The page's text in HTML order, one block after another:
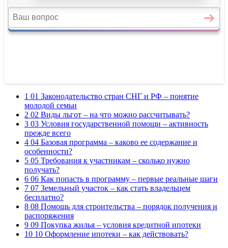
1 01 Законодательство стран СНГ и РФ – понятие
молодой семьи
2 02 Виды льгот – на что можно рассчитывать?
3 03 Условия государственной помощи – активность
прежде всего
4 04 Базовая программа – каково ее содержание и
особенности?
5 05 Требования к участникам – сколько нужно
получать?
6 06 Как попасть в программу – первые реальные шаги
7 07 Земельный участок – как стать владельцем
бесплатно?
8 08 Помощь для строительства – порядок получения и
распоряжения
9 09 Покупка жилья – условия кредитной ипотеки
10 10 Оформление ипотеки – как действовать?